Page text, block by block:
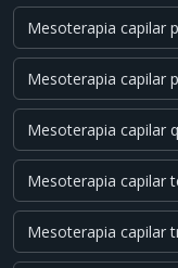
Mesoterapia capilar
Mesoterapia capilar
Mesoterapia capilar
Mesoterapia capilar
Mesoterapia capilar